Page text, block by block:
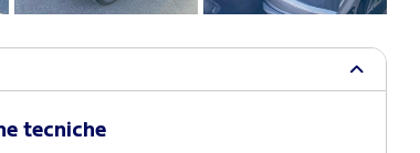
tecniche